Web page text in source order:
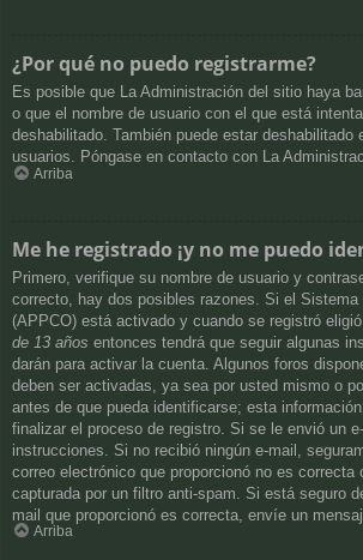
¿Por qué no puedo registrarme?
Es posible que La Administración del sitio haya
o que el nombre de usuario con el que está
deshabilitado. También puede estar deshabilitado
usuarios. Póngase en contacto con La
Arriba
Me he registrado ¡y no me puedo
Primero, verifique su nombre de usuario y
correcto, hay dos posibles razones. Si el Sistema
(APPCO) está activado y cuando se registró
de 13 años entonces tendrá que seguir algunas
darán para activar la cuenta. Algunos foros
deben ser activadas, ya sea por usted mismo o
antes de que pueda identificarse; esta
finalizar el proceso de registro. Si se le envió un
instrucciones. Si no recibió ningún e-mail,
correo electrónico que proporcionó no es correcta
capturada por un filtro anti-spam. Si está seguro
mail que proporcionó es correcta, envíe un
Arriba